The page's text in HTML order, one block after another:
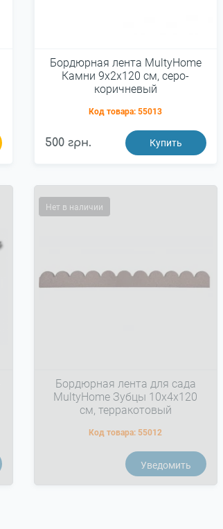
Бордюрная лента MultyHome
Камни 9х2х120 см, серо-
коричневый
Код товара:55013
500 грн. Купить
Нет в наличии
Бордюрная лента для сада
MultyHome Зубцы 10х4х120
см, терракотовый
Код товара: 55012
Уведомить